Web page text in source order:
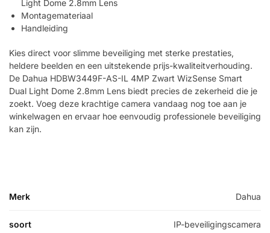
Light Dome 2.8mm Lens
Montagemateriaal
Handleiding
Kies direct voor slimme beveiliging met sterke prestaties,
heldere beelden en een uitstekende prijs-kwaliteitverhouding.
De Dahua HDBW3449F-AS-IL 4MP Zwart WizSense Smart
Dual Light Dome 2.8mm Lens biedt precies de zekerheid die je
zoekt. Voeg deze krachtige camera vandaag nog toe aan je
winkelwagen en ervaar hoe eenvoudig professionele beveiliging
kan zijn.
Merk Dahua
soort IP-beveiligingscamera